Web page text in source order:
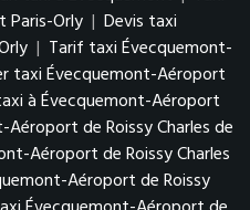
Paris-Orly | Devis taxi
| Tarif taxi Évecquemont-
taxi Évecquemont-Aéroport
à Évecquemont-Aéroport
de Roissy Charles de
Aéroport de Roissy Charles
Aéroport de Roissy